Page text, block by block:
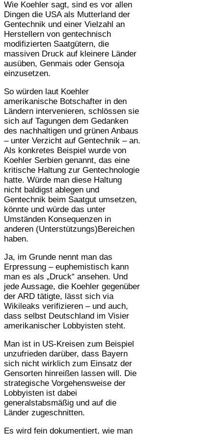
Wie Koehler sagt, sind es vor allen
Dingen die USA als Mutterland der
Gentechnik und einer Vielzahl an
Herstellern von gentechnisch
modifizierten Saatgütern, die
massiven Druck auf kleinere Länder
ausüben, Genmais oder Gensoja
einzusetzen.
So würden laut Koehler
amerikanische Botschafter in den
Ländern intervenieren, schlössen sie
sich auf Tagungen dem Gedanken
des nachhaltigen und grünen Anbaus
– unter Verzicht auf Gentechnik – an.
Als konkretes Beispiel wurde von
Koehler Serbien genannt, das eine
kritische Haltung zur Gentechnologie
hatte. Würde man diese Haltung
nicht baldigst ablegen und
Gentechnik beim Saatgut umsetzen,
könnte und würde das unter
Umständen Konsequenzen in
anderen (Unterstützungs)Bereichen
haben.
Ja, im Grunde nennt man das
Erpressung – euphemistisch kann
man es als „Druck“ ansehen. Und
jede Aussage, die Koehler gegenüber
der ARD tätigte, lässt sich via
Wikileaks verifizieren – und auch,
dass selbst Deutschland im Visier
amerikanischer Lobbyisten steht.
Man ist in US-Kreisen zum Beispiel
unzufrieden darüber, dass Bayern
sich nicht wirklich zum Einsatz der
Gensorten hinreißen lassen will. Die
strategische Vorgehensweise der
Lobbyisten ist dabei
generalstabsmäßig und auf die
Länder zugeschnitten.
Es wird fein dokumentiert, wie man